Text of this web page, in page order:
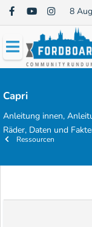
8
Capri
Anleitung innen,
Räder, Daten und
Ressourcen